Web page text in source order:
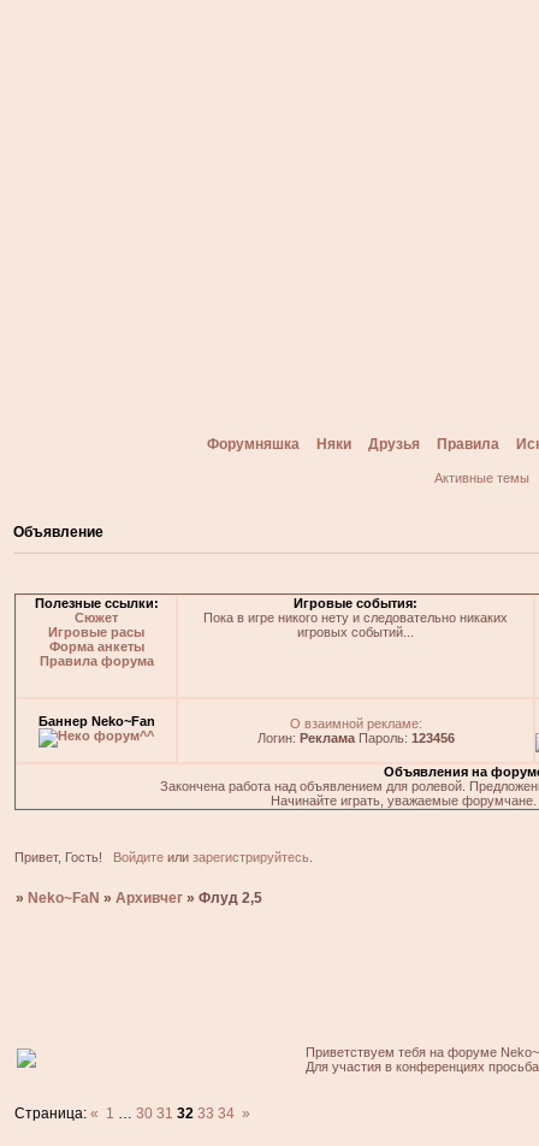
Форумняшка Няки Друзья Правила
Активные темы
Объявление
Полезные ссылки:
Сюжет
Игровые расы
Форма анкеты
Правила форума
Игровые события:
Пока в игре никого нету и следовательно никаких
игровых событий...
Баннер Neko~Fan
О взаимной рекламе:
Логин: РекламаПароль: 123456
Объявления на
Закончена работа над объявлением для ролевой.
Начинайте играть, уважаемые
Привет, Гость! Войдитеили зарегистрируйтесь.
» Neko~FaN »Архивчег »Флуд 2,5
Приветствуем тебя на форуме
Для участия в конференциях
Страница:« 1 … 30 31 32 33 34 »